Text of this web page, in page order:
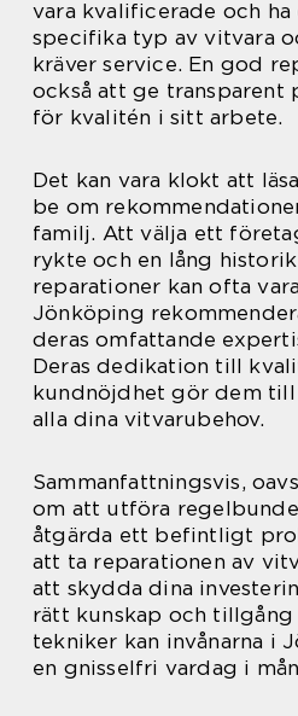
vara kvalificerade och
specifika typ av vitvara
kräver service. En god
också att ge transparent
för kvalitén i sitt arbete.
Det kan vara klokt att
be om
familj. Att välja ett
rykte och en lång
reparationer kan ofta
Jönköping
deras omfattande
Deras dedikation till
kundnöjdhet gör dem
alla dina vitvarubehov.
Sammanfattningsvis,
om att utföra
åtgärda ett befintligt
att ta reparationen av
att skydda dina
rätt kunskap och
tekniker kan invånarna i
en gnisselfri vardag i